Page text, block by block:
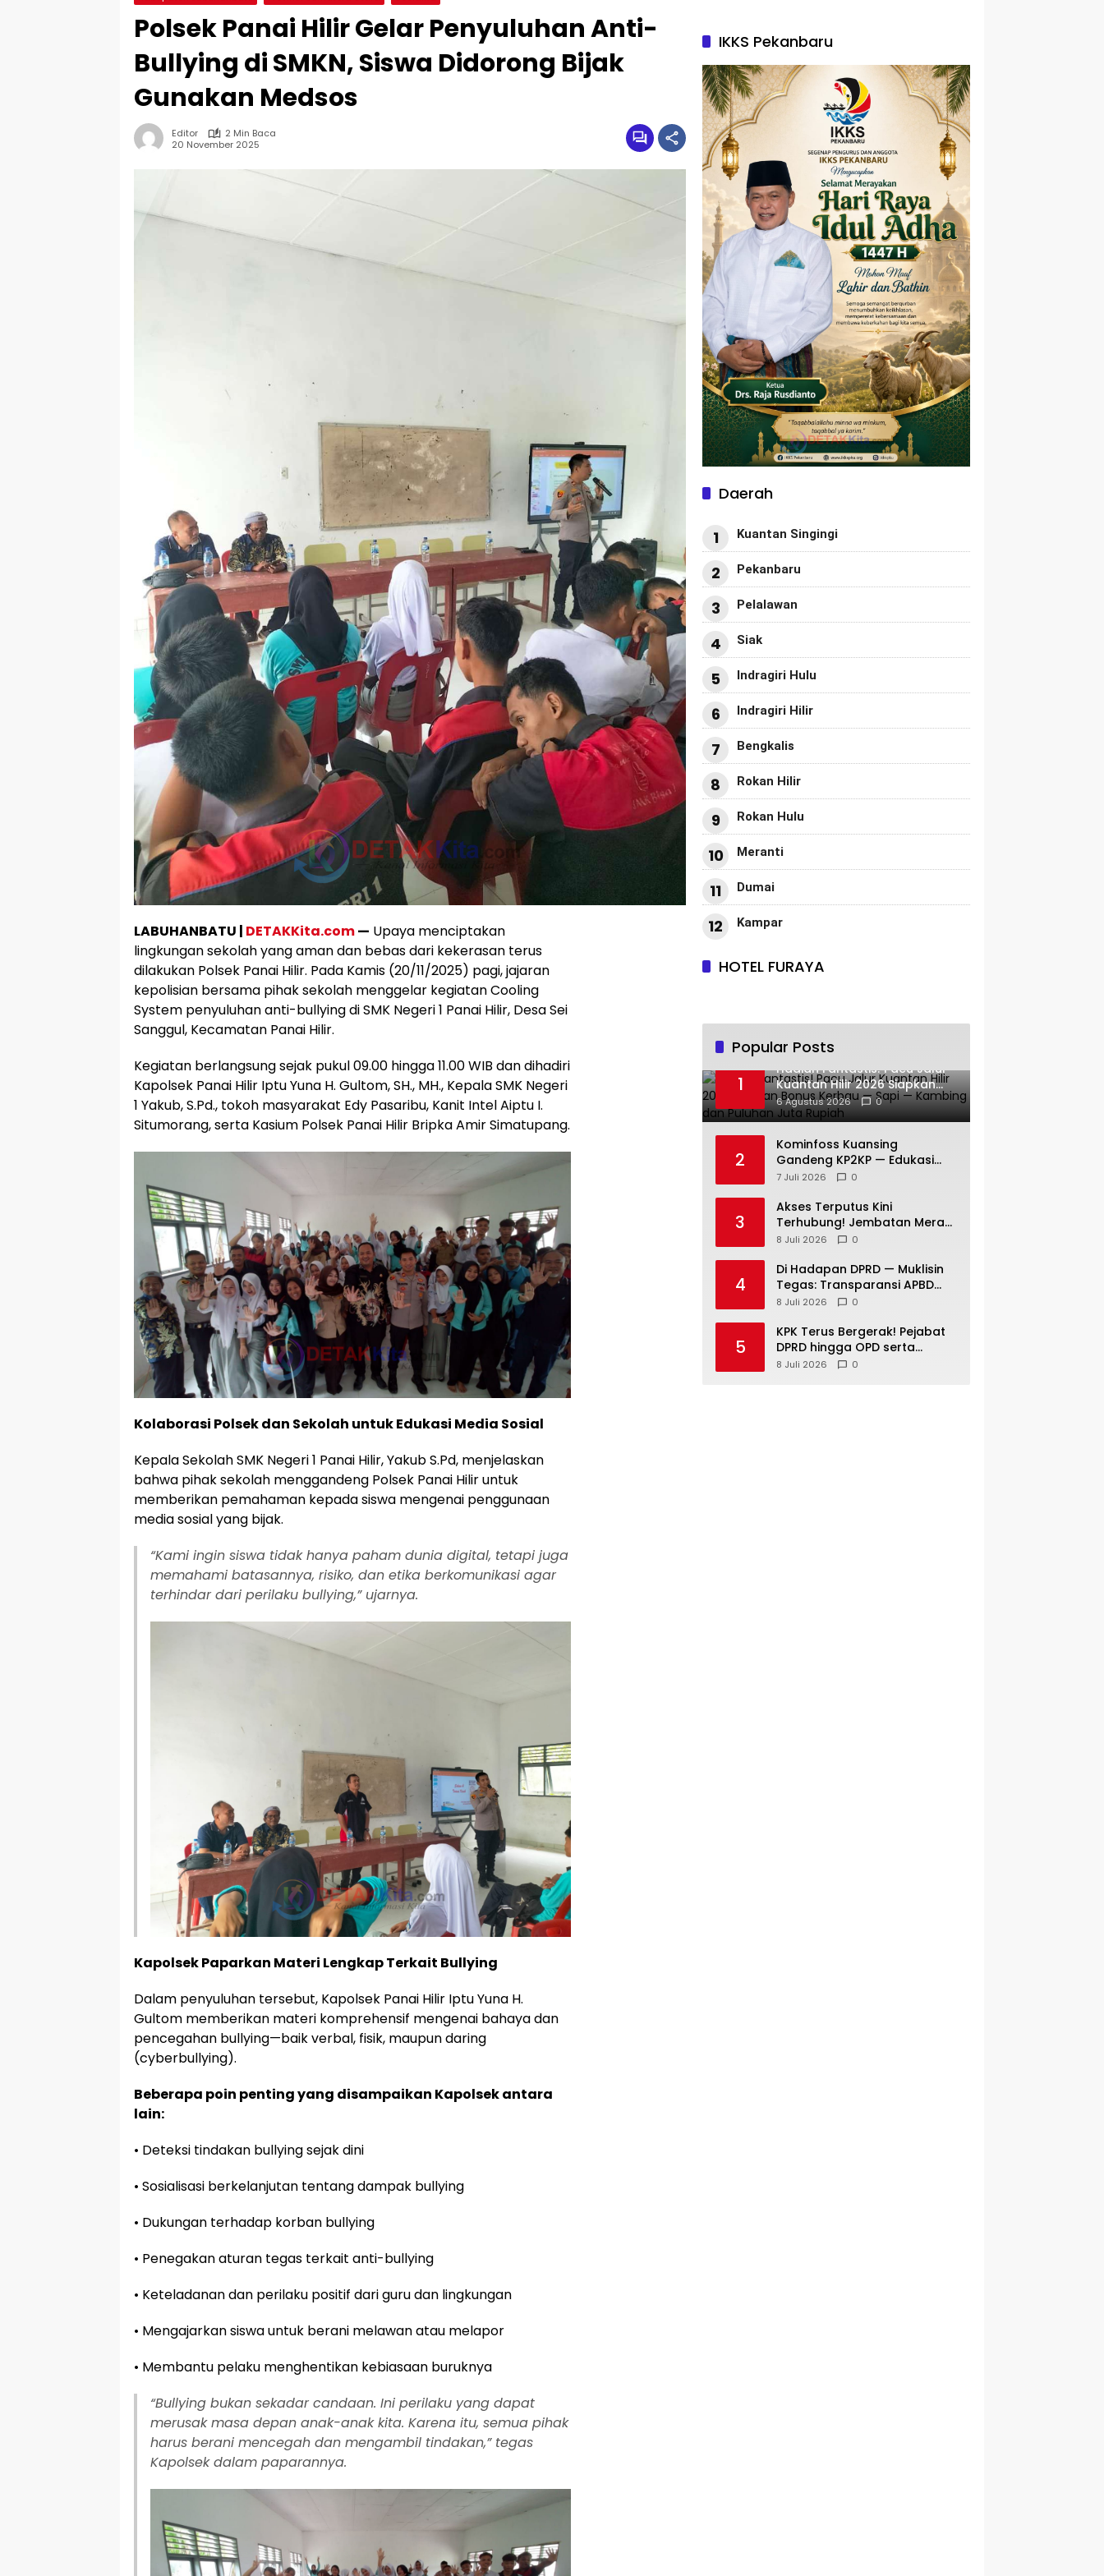
Polsek Panai Hilir Gelar Penyuluhan Anti-
Bullying di SMKN, Siswa Didorong Bijak
Gunakan Medsos
Editor
2 Min Baca
20 November 2025
LABUHANBATU | DETAKKita.com— Upaya menciptakan
lingkungan sekolah yang aman dan bebas dari kekerasan terus
dilakukan Polsek Panai Hilir. Pada Kamis (20/11/2025) pagi, jajaran
kepolisian bersama pihak sekolah menggelar kegiatan Cooling
System penyuluhan anti-bullying di SMK Negeri 1 Panai Hilir, Desa Sei
Sanggul, Kecamatan Panai Hilir.
Kegiatan berlangsung sejak pukul 09.00 hingga 11.00 WIB dan dihadiri
Kapolsek Panai Hilir Iptu Yuna H. Gultom, SH., MH., Kepala SMK Negeri
1 Yakub, S.Pd., tokoh masyarakat Edy Pasaribu, Kanit Intel Aiptu I.
Situmorang, serta Kasium Polsek Panai Hilir Bripka Amir Simatupang.
Kolaborasi Polsek dan Sekolah untuk Edukasi Media Sosial
Kepala Sekolah SMK Negeri 1 Panai Hilir, Yakub S.Pd, menjelaskan
bahwa pihak sekolah menggandeng Polsek Panai Hilir untuk
memberikan pemahaman kepada siswa mengenai penggunaan
media sosial yang bijak.
“Kami ingin siswa tidak hanya paham dunia digital, tetapi juga
memahami batasannya, risiko, dan etika berkomunikasi agar
terhindar dari perilaku bullying,” ujarnya.
Kapolsek Paparkan Materi Lengkap Terkait Bullying
Dalam penyuluhan tersebut, Kapolsek Panai Hilir Iptu Yuna H.
Gultom memberikan materi komprehensif mengenai bahaya dan
pencegahan bullying—baik verbal, fisik, maupun daring
(cyberbullying).
Beberapa poin penting yang disampaikan Kapolsek antara
lain:
• Deteksi tindakan bullying sejak dini
• Sosialisasi berkelanjutan tentang dampak bullying
• Dukungan terhadap korban bullying
• Penegakan aturan tegas terkait anti-bullying
• Keteladanan dan perilaku positif dari guru dan lingkungan
• Mengajarkan siswa untuk berani melawan atau melapor
• Membantu pelaku menghentikan kebiasaan buruknya
“Bullying bukan sekadar candaan. Ini perilaku yang dapat
merusak masa depan anak-anak kita. Karena itu, semua pihak
harus berani mencegah dan mengambil tindakan,” tegas
Kapolsek dalam paparannya.
IKKS Pekanbaru
Daerah
1 Kuantan Singingi
2 Pekanbaru
3 Pelalawan
4 Siak
5 Indragiri Hulu
6 Indragiri Hilir
7 Bengkalis
8 Rokan Hilir
9 Rokan Hulu
10 Meranti
11 Dumai
12 Kampar
HOTEL FURAYA
Popular Posts
1
Hadiah Fantastis! Pacu Jalur
Kuantan Hilir 2026 Siapkan
Bonus Kerbau — Sapi —
Kambing dan Puluhan Juta
6 Agustus 2026 0
2
Kominfoss Kuansing
Gandeng KP2KP — Edukasi
Pajak Siap Menjangkau
7 Juli 2026 0
3
Akses Terputus Kini
Terhubung! Jembatan Merah
Putih Presisi di Jaya Kopah
Pembangunan Tak Sekadar
Janji
8 Juli 2026 0
4
Di Hadapan DPRD — Muklisin
Tegas: Transparansi APBD
Tak Boleh Hanya Jadi Slogan!
8 Juli 2026 0
5
KPK Terus Bergerak! Pejabat
DPRD hingga OPD serta
Camat di Kuansing Diperiksa
8 Juli 2026 0